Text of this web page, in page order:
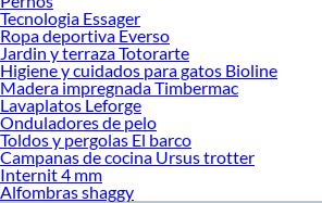
Tecnologia Essager
Ropa deportiva Everso
Jardin y terraza Totorarte
Higiene y cuidados para gatos Bioline
Madera impregnada Timbermac
Lavaplatos Leforge
Onduladores de pelo
Toldos y pergolas El barco
Campanas de cocina Ursus trotter
Internit 4 mm
Alfombras shaggy